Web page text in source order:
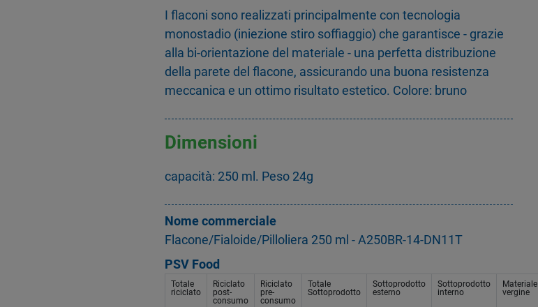
I flaconi sono realizzati principalmente con tecnologia
monostadio (iniezione stiro soffiaggio) che garantisce - grazie
alla bi-orientazione del materiale - una perfetta distribuzione
della parete del flacone, assicurando una buona resistenza
meccanica e un ottimo risultato estetico. Colore: bruno
Dimensioni
capacità: 250 ml. Peso 24g
Nome commerciale
Flacone/Fialoide/Pilloliera 250 ml - A250BR-14-DN11T
PSV Food
Totale
riciclato
Riciclato
post-
consumo
Riciclato
pre-
consumo
Totale
Sottoprodotto
Sottoprodotto
esterno
Sottoprodotto
interno
Materiale
vergine